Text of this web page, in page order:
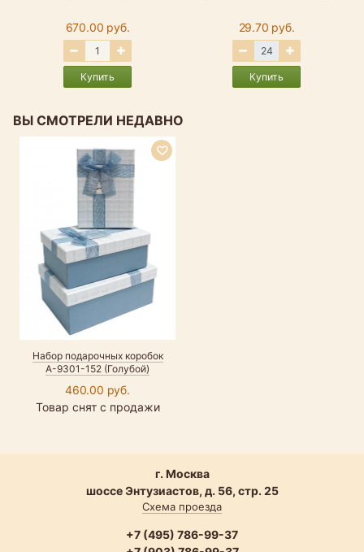
670.00 руб.
Купить
29.70 руб.
Купить
ВЫ СМОТРЕЛИ НЕДАВНО
Набор подарочных коробок
А-9301-152 (Голубой)
460.00 руб.
Товар снят с продажи
г. Москва
шоссе Энтузиастов, д. 56, стр. 25
Схема проезда
+7 (495) 786-99-37